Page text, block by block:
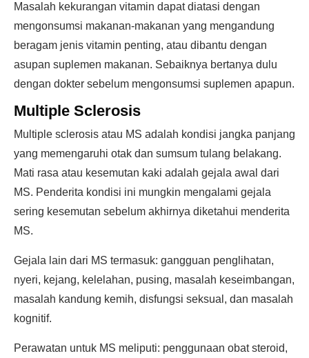
Masalah kekurangan vitamin dapat diatasi dengan
mengonsumsi makanan-makanan yang mengandung
beragam jenis vitamin penting, atau dibantu dengan
asupan suplemen makanan. Sebaiknya bertanya dulu
dengan dokter sebelum mengonsumsi suplemen apapun.
Multiple Sclerosis
Multiple sclerosis atau MS adalah kondisi jangka panjang
yang memengaruhi otak dan sumsum tulang belakang.
Mati rasa atau kesemutan kaki adalah gejala awal dari
MS. Penderita kondisi ini mungkin mengalami gejala
sering kesemutan sebelum akhirnya diketahui menderita
MS.
Gejala lain dari MS termasuk: gangguan penglihatan,
nyeri, kejang, kelelahan, pusing, masalah keseimbangan,
masalah kandung kemih, disfungsi seksual, dan masalah
kognitif.
Perawatan untuk MS meliputi: penggunaan obat steroid,